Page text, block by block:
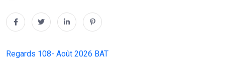
Regards 108- Août 2026 BAT